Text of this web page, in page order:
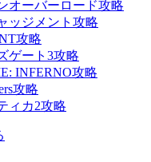
オーバーロード攻略
ッジメント攻略
攻略
ゲート3攻略
INFERNO攻略
攻略
ィカ2攻略